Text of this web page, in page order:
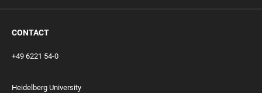
CONTACT
+49 6221 54-0
Heidelberg University